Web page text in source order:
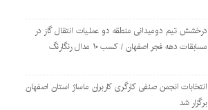
درخشش تیم دومیدانی منطقه دو عملیات انتقال گاز در
مسابقات دهه فجر اصفهان / کسب ۱۰ مدال رنگارنگ
انتخابات انجمن صنفی کارگری کاربران ماساژ استان اصفهان
برگزار شد